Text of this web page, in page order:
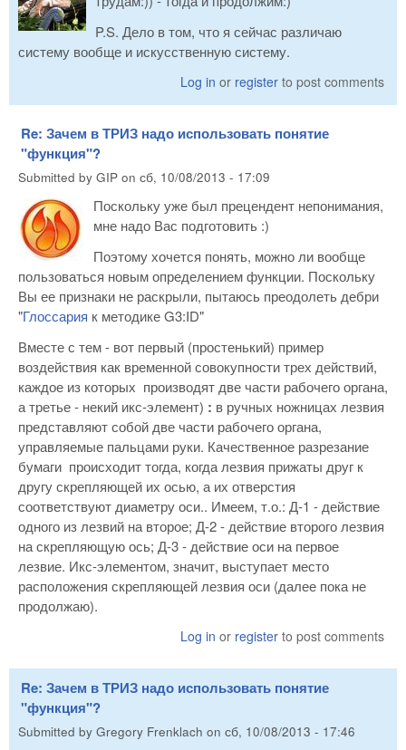
P.S. Дело в том, что я сейчас различаю
систему вообще и искусственную систему.
Log in or register to post comments
Re: Зачем в ТРИЗ надо использовать понятие
"функция"?
Submitted by GIP on сб, 10/08/2013 - 17:09
Поскольку уже был прецендент непонимания,
мне надо Вас подготовить :)
Поэтому хочется понять, можно ли вообще
пользоваться новым определением функции. Поскольку
Вы ее признаки не раскрыли, пытаюсь преодолеть дебри
"Глоссария к методике G3:ID"
Вместе с тем - вот первый (простенький) пример
воздействия как временной совокупности трех действий,
каждое из которых производят две части рабочего органа,
а третье - некий икс-элемент) : в ручных ножницах лезвия
представляют собой две части рабочего органа,
управляемые пальцами руки. Качественное разрезание
бумаги происходит тогда, когда лезвия прижаты друг к
другу скрепляющей их осью, а их отверстия
соответствуют диаметру оси.. Имеем, т.о.: Д-1 - действие
одного из лезвий на второе; Д-2 - действие второго лезвия
на скрепляющую ось; Д-3 - действие оси на первое
лезвие. Икс-элементом, значит, выступает место
расположения скрепляющей лезвия оси (далее пока не
продолжаю).
Log in or register to post comments
Re: Зачем в ТРИЗ надо использовать понятие
"функция"?
Submitted by Gregory Frenklach on сб, 10/08/2013 - 17:46